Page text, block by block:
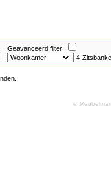
Geavanceerd filter:
©